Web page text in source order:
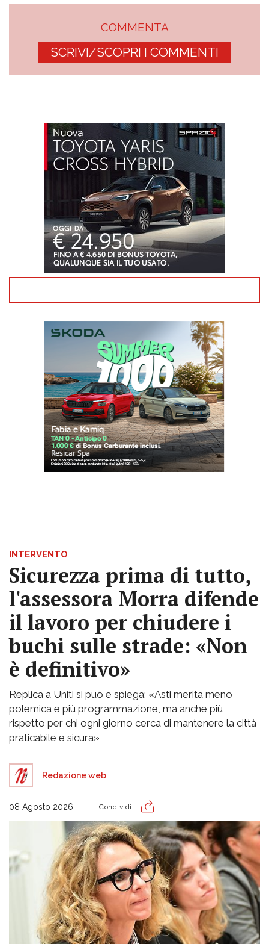
COMMENTA
SCRIVI/SCOPRI I COMMENTI
INTERVENTO
Sicurezza prima di tutto,
l'assessora Morra difende
il lavoro per chiudere i
buchi sulle strade: «Non
è definitivo»
Replica a Uniti si può e spiega: «Asti merita meno
polemica e più programmazione, ma anche più
rispetto per chi ogni giorno cerca di mantenere la città
praticabile e sicura»
Redazione web
08 Agosto 2026 Condividi